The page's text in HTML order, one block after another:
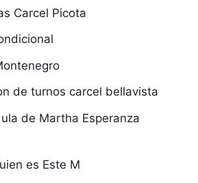
Carcel Picota
de turnos carcel bellavista
de Martha Esperanza
es Este M